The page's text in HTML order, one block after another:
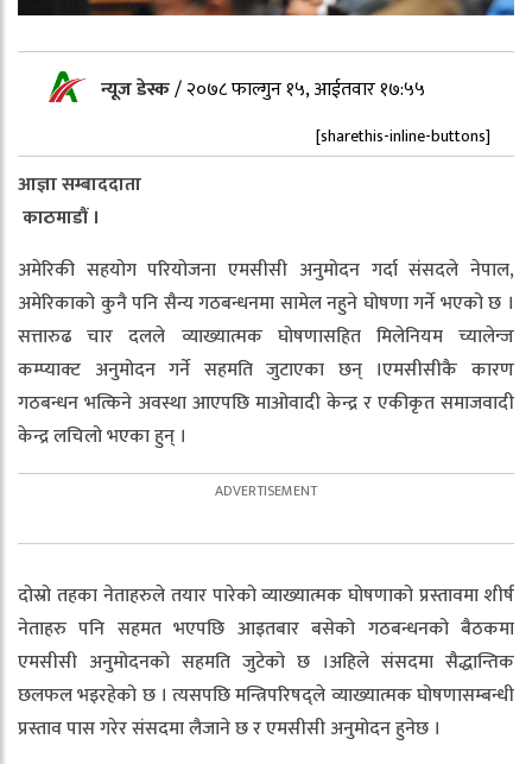
न्यूज डेस्क/२०७८ फाल्गुन १५, आईतवार १७:५५
[sharethis-inline-buttons]
आज्ञा सम्बाददाता
काठमाडौं ।
अमेरिकी सहयोग परियोजना एमसीसी अनुमोदन गर्दा संसदले नेपाल,
अमेरिकाको कुनै पनि सैन्य गठबन्धनमा सामेल नहुने घोषणा गर्ने भएको छ ।
सत्तारुढ चार दलले व्याख्यात्मक घोषणासहित मिलेनियम च्यालेन्ज
कम्प्याक्ट अनुमोदन गर्ने सहमति जुटाएका छन् ।एमसीसीकै कारण
गठबन्धन भत्किने अवस्था आएपछि माओवादी केन्द्र र एकीकृत समाजवादी
केन्द्र लचिलो भएका हुन् ।
दोस्रो तहका नेताहरुले तयार पारेको व्याख्यात्मक घोषणाको प्रस्तावमा शीर्ष
नेताहरु पनि सहमत भएपछि आइतबार बसेको गठबन्धनको बैठकमा
एमसीसी अनुमोदनको सहमति जुटेको छ ।अहिले संसदमा सैद्धान्तिक
छलफल भइरहेको छ । त्यसपछि मन्त्रिपरिषद्ले व्याख्यात्मक घोषणासम्बन्धी
प्रस्ताव पास गरेर संसदमा लैजाने छ र एमसीसी अनुमोदन हुनेछ ।